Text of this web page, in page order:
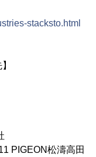
stacksto.html
PIGEON松濤高田